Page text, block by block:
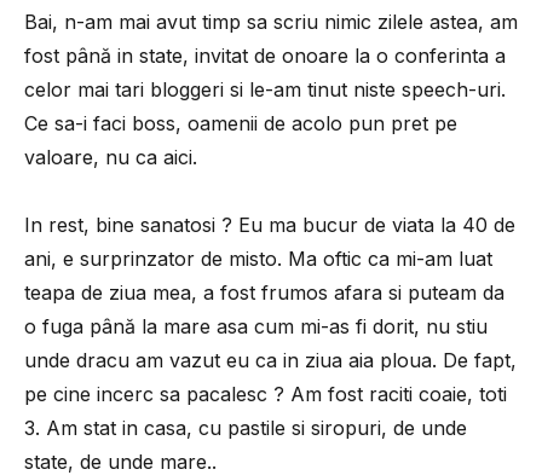
Bai, n-am mai avut timp sa scriu nimic zilele astea, am
fost până in state, invitat de onoare la o conferinta a
celor mai tari bloggeri si le-am tinut niste speech-uri.
Ce sa-i faci boss, oamenii de acolo pun pret pe
valoare, nu ca aici.
In rest, bine sanatosi ? Eu ma bucur de viata la 40 de
ani, e surprinzator de misto. Ma oftic ca mi-am luat
teapa de ziua mea, a fost frumos afara si puteam da
o fuga până la mare asa cum mi-as fi dorit, nu stiu
unde dracu am vazut eu ca in ziua aia ploua. De fapt,
pe cine incerc sa pacalesc ? Am fost raciti coaie, toti
3. Am stat in casa, cu pastile si siropuri, de unde
state, de unde mare..